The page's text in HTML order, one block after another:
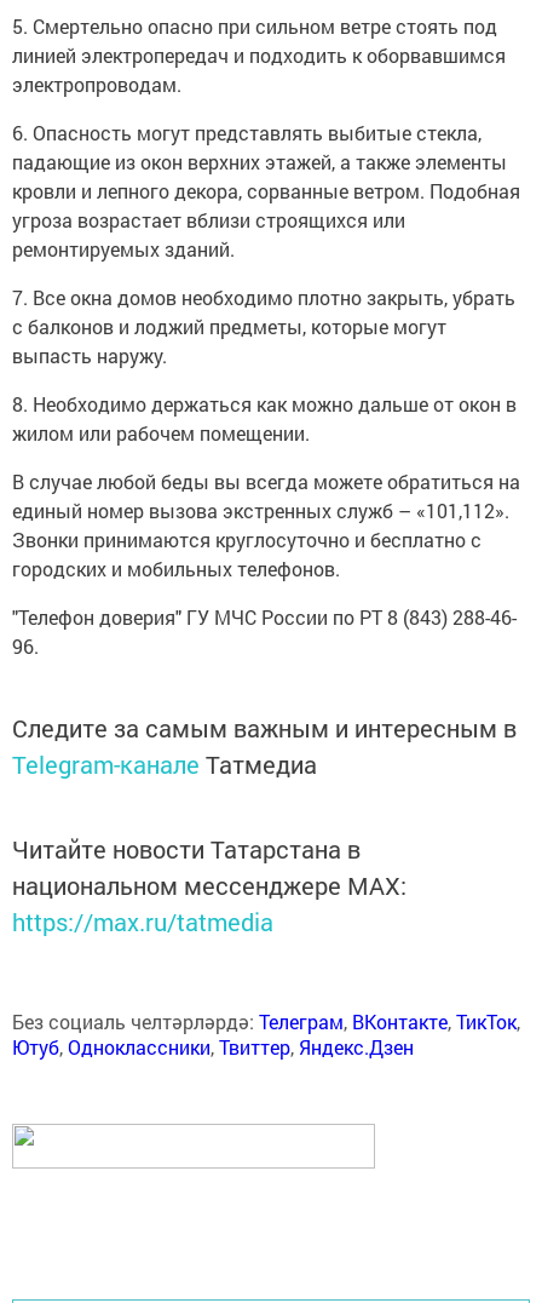
5. Смертельно опасно при сильном ветре стоять под
линией электропередач и подходить к оборвавшимся
электропроводам.
6. Опасность могут представлять выбитые стекла,
падающие из окон верхних этажей, а также элементы
кровли и лепного декора, сорванные ветром. Подобная
угроза возрастает вблизи строящихся или
ремонтируемых зданий.
7. Все окна домов необходимо плотно закрыть, убрать
с балконов и лоджий предметы, которые могут
выпасть наружу.
8. Необходимо держаться как можно дальше от окон в
жилом или рабочем помещении.
В случае любой беды вы всегда можете обратиться на
единый номер вызова экстренных служб – «101,112».
Звонки принимаются круглосуточно и бесплатно с
городских и мобильных телефонов.
"Телефон доверия" ГУ МЧС России по РТ 8 (843) 288-46-
96.
Следите за самым важным и интересным в
Telegram-канале Татмедиа
Читайте новости Татарстана в
национальном мессенджере MАХ:
https://max.ru/tatmedia
Без социаль челтәрләрдә: Телеграм, ВКонтакте,ТикТок,
Ютуб,Одноклассники,Твиттер, Яндекс.Дзен